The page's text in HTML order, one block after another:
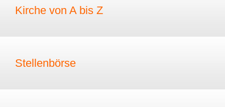
Kirche von A bis Z
Stellenbörse